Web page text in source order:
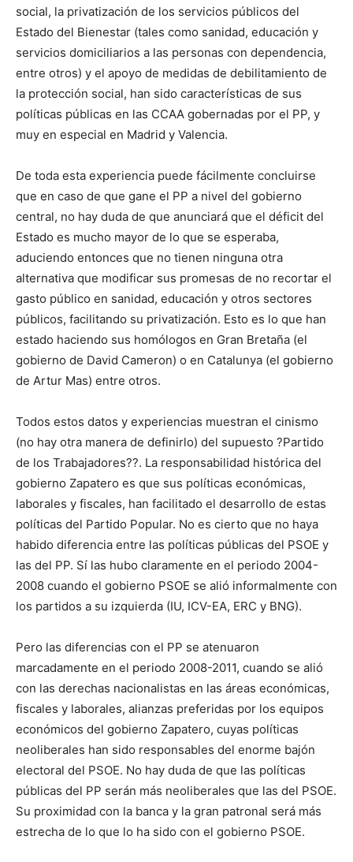
social, la privatización de los servicios públicos del
Estado del Bienestar (tales como sanidad, educación y
servicios domiciliarios a las personas con dependencia,
entre otros) y el apoyo de medidas de debilitamiento de
la protección social, han sido características de sus
políticas públicas en las CCAA gobernadas por el PP, y
muy en especial en Madrid y Valencia.
De toda esta experiencia puede fácilmente concluirse
que en caso de que gane el PP a nivel del gobierno
central, no hay duda de que anunciará que el déficit del
Estado es mucho mayor de lo que se esperaba,
aduciendo entonces que no tienen ninguna otra
alternativa que modificar sus promesas de no recortar el
gasto público en sanidad, educación y otros sectores
públicos, facilitando su privatización. Esto es lo que han
estado haciendo sus homólogos en Gran Bretaña (el
gobierno de David Cameron) o en Catalunya (el gobierno
de Artur Mas) entre otros.
Todos estos datos y experiencias muestran el cinismo
(no hay otra manera de definirlo) del supuesto ?Partido
de los Trabajadores??. La responsabilidad histórica del
gobierno Zapatero es que sus políticas económicas,
laborales y fiscales, han facilitado el desarrollo de estas
políticas del Partido Popular. No es cierto que no haya
habido diferencia entre las políticas públicas del PSOE y
las del PP. Sí las hubo claramente en el periodo 2004-
2008 cuando el gobierno PSOE se alió informalmente con
los partidos a su izquierda (IU, ICV-EA, ERC y BNG).
Pero las diferencias con el PP se atenuaron
marcadamente en el periodo 2008-2011, cuando se alió
con las derechas nacionalistas en las áreas económicas,
fiscales y laborales, alianzas preferidas por los equipos
económicos del gobierno Zapatero, cuyas políticas
neoliberales han sido responsables del enorme bajón
electoral del PSOE. No hay duda de que las políticas
públicas del PP serán más neoliberales que las del PSOE.
Su proximidad con la banca y la gran patronal será más
estrecha de lo que lo ha sido con el gobierno PSOE.